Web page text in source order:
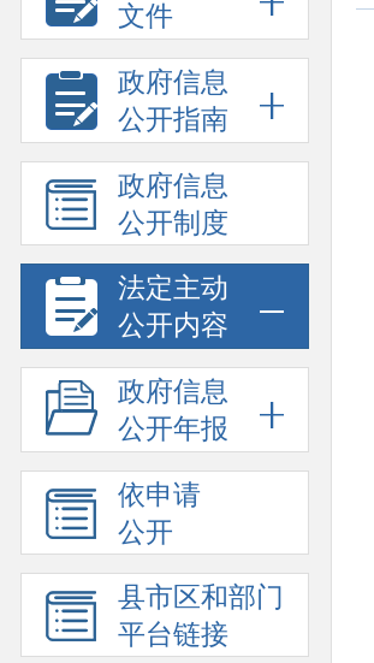
文件
政府信息
公开指南
政府信息
公开制度
法定主动
公开内容
政府信息
公开年报
依申请
公开
县市区和部门
平台链接